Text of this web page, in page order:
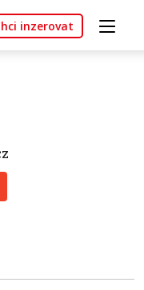
inzerovat